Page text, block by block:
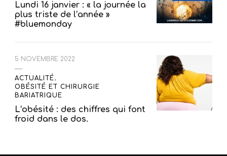
Lundi 16 janvier : « la journée la
plus triste de l’année »
#bluemonday
5 NOVEMBRE 2022
ACTUALITÉ
OBÉSITÉ ET CHIRURGIE
BARIATRIQUE
L’obésité : des chiffres qui font
froid dans le dos.